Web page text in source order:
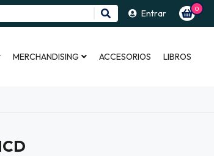
Entrar 0
MERCHANDISING ACCESORIOS LIBROS